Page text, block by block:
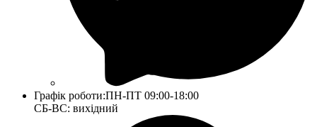
Графік роботи:ПН-ПТ 09:00-18:00
СБ-ВС: вихідний